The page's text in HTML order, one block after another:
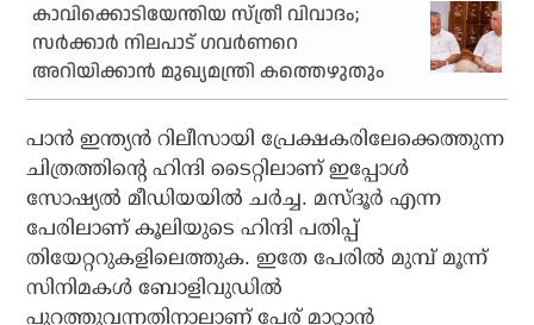
കാവിക്കൊടിയേന്തിയ സ്ത്രീ വിവാദം;
സര്‍ക്കാര്‍ നിലപാട് ഗവര്‍ണറെ
അറിയിക്കാന്‍ മുഖ്യമന്ത്രി കത്തെഴുതും
പാന്‍ ഇന്ത്യന്‍ റിലീസായി പ്രേക്ഷകരിലേക്കെത്തുന്ന
ചിത്രത്തിന്റെ ഹിന്ദി ടൈറ്റിലാണ് ഇപ്പോള്‍
സോഷ്യല്‍ മീഡിയയില്‍ ചര്‍ച്ച. മസ്ദൂര്‍ എന്ന
പേരിലാണ് കൂലിയുടെ ഹിന്ദി പതിപ്പ്
തിയേറ്ററുകളിലെത്തുക. ഇതേ പേരില്‍ മുമ്പ് മൂന്ന്
സിനിമകള്‍ ബോളിവുഡില്‍
പുറത്തുവന്നതിനാലാണ് പേര് മാറ്റാന്‍